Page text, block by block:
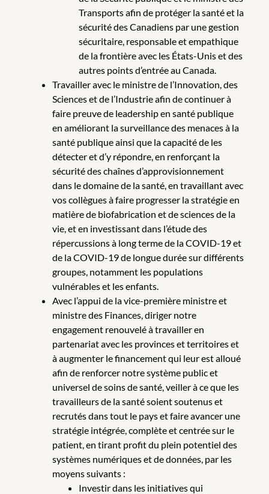
Transports afin de protéger la santé et la
sécurité des Canadiens par une gestion
sécuritaire, responsable et empathique
de la frontière avec les États-Unis et des
autres points d’entrée au Canada.
Travailler avec le ministre de l’Innovation, des
Sciences et de l’Industrie afin de continuer à
faire preuve de leadership en santé publique
en améliorant la surveillance des menaces à la
santé publique ainsi que la capacité de les
détecter et d’y répondre, en renforçant la
sécurité des chaînes d’approvisionnement
dans le domaine de la santé, en travaillant avec
vos collègues à faire progresser la stratégie en
matière de biofabrication et de sciences de la
vie, et en investissant dans l’étude des
répercussions à long terme de la COVID-19 et
de la COVID-19 de longue durée sur différents
groupes, notamment les populations
vulnérables et les enfants.
Avec l’appui de la vice-première ministre et
ministre des Finances, diriger notre
engagement renouvelé à travailler en
partenariat avec les provinces et territoires et
à augmenter le financement qui leur est alloué
afin de renforcer notre système public et
universel de soins de santé, veiller à ce que les
travailleurs de la santé soient soutenus et
recrutés dans tout le pays et faire avancer une
stratégie intégrée, complète et centrée sur le
patient, en tirant profit du plein potentiel des
systèmes numériques et de données, par les
moyens suivants :
Investir dans les initiatives qui